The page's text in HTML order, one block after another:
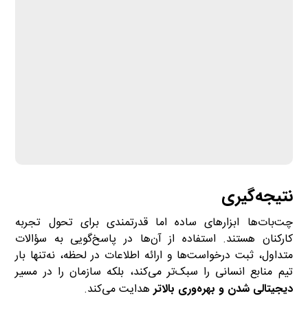
نتیجه‌گیری
چت‌بات‌ها ابزارهای ساده اما قدرتمندی برای تحول تجربه
کارکنان هستند. استفاده از آن‌ها در پاسخ‌گویی به سؤالات
متداول، ثبت درخواست‌ها و ارائه اطلاعات در لحظه، نه‌تنها بار
تیم منابع انسانی را سبک‌تر می‌کند، بلکه سازمان را در مسیر
دیجیتالی شدن و بهره‌وری بالاترهدایت می‌کند.